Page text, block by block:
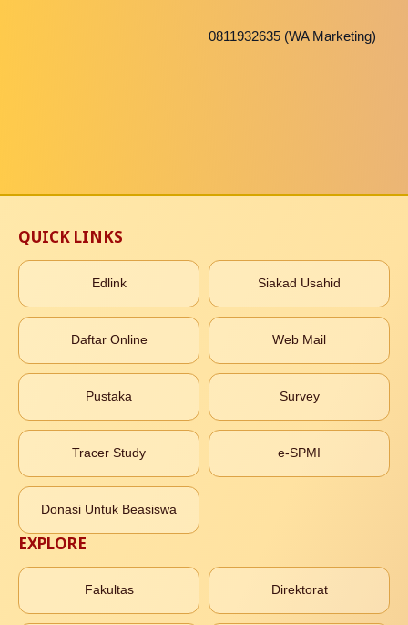
0811932635 (WA Marketing)
QUICK LINKS
Edlink Siakad Usahid
Daftar Online Web Mail
Pustaka Survey
Tracer Study e-SPMI
Donasi Untuk Beasiswa
EXPLORE
Fakultas Direktorat